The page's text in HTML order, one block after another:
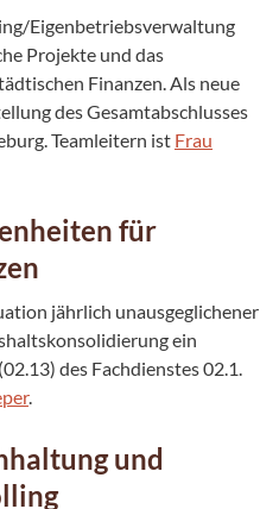
Eigenbetriebsverwaltung
Projekte und das
Finanzen. Als neue
des Gesamtabschlusses
Teamleitern ist Frau
für
jährlich unausgeglichener
ein
des Fachdienstes 02.1.
.
und